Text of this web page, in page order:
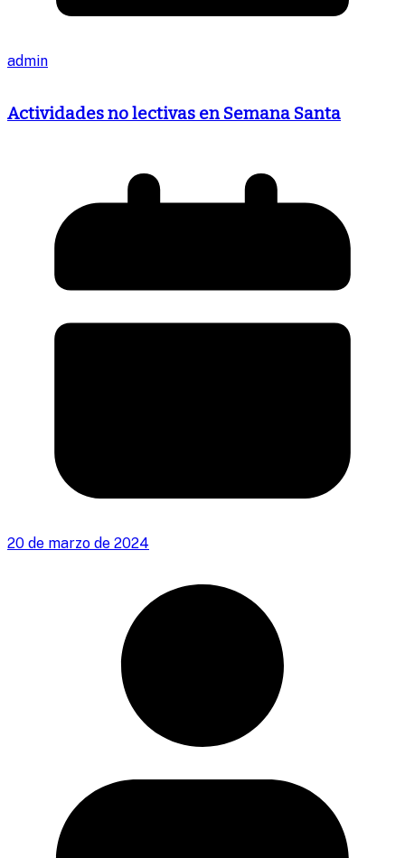
admin
Actividades no lectivas en Semana Santa
20 de marzo de 2024